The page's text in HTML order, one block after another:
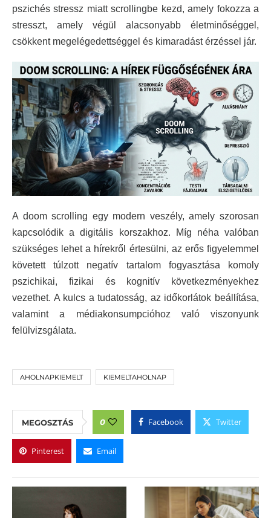
pszichés stressz miatt scrollingbe kezd, amely fokozza a
stresszt, amely végül alacsonyabb életminőséggel,
csökkent megelégedettséggel és kimaradást érzéssel jár.
A doom scrolling egy modern veszély, amely szorosan
kapcsolódik a digitális korszakhoz. Míg néha valóban
szükséges lehet a hírekről értesülni, az erős figyelemmel
követett túlzott negatív tartalom fogyasztása komoly
pszichikai, fizikai és kognitív következményekhez
vezethet. A kulcs a tudatosság, az időkorlátok beállítása,
valamint a médiakonsumpcióhoz való viszonyunk
felülvizsgálata.
AHOLNAPKIEMELT KIEMELTAHOLNAP
MEGOSZTÁS 0 Facebook Twitter
Pinterest Email